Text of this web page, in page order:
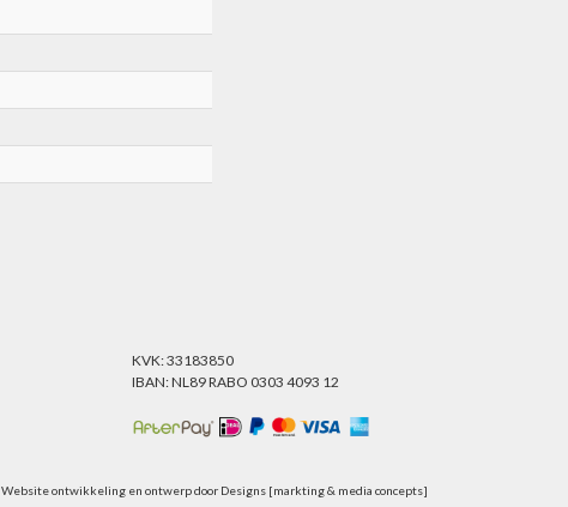
KVK: 33183850
IBAN: NL89 RABO 0303 4093 12
Website ontwikkeling en ontwerp door Designs [markting & media concepts]